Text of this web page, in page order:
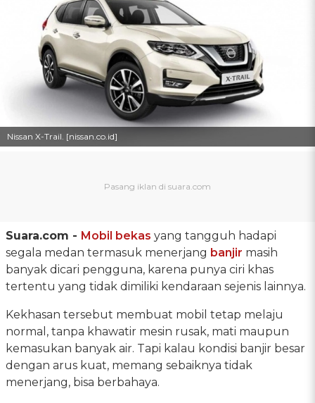
Nissan X-Trail. [nissan.co.id]
Suara.com - Mobil bekas yang tangguh hadapi
segala medan termasuk menerjang banjir masih
banyak dicari pengguna, karena punya ciri khas
tertentu yang tidak dimiliki kendaraan sejenis lainnya.
Kekhasan tersebut membuat mobil tetap melaju
normal, tanpa khawatir mesin rusak, mati maupun
kemasukan banyak air. Tapi kalau kondisi banjir besar
dengan arus kuat, memang sebaiknya tidak
menerjang, bisa berbahaya.